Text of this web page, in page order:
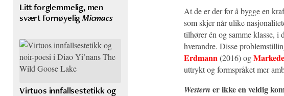
At de er der for å bygge en
som skjer når ulike
tilhører én og samme klasse, i
hverandre. Disse
Erdmann(2016) og
uttrykt og formspråket mer
Western er ikke en veldig
Litt forglemmelig, men
svært fornøyeligMicmacs
Virtuos innfallsestetikk og